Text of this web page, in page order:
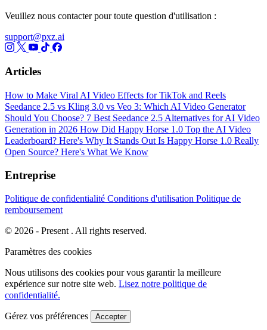
Veuillez nous contacter pour toute question d'utilisation :
support@pxz.ai
Articles
How to Make Viral AI Video Effects for TikTok and Reels
Seedance 2.5 vs Kling 3.0 vs Veo 3: Which AI Video Generator
Should You Choose? 7 Best Seedance 2.5 Alternatives for AI Video
Generation in 2026 How Did Happy Horse 1.0 Top the AI Video
Leaderboard? Here's Why It Stands Out Is Happy Horse 1.0 Really
Open Source? Here's What We Know
Entreprise
Politique de confidentialité Conditions d'utilisation Politique de
remboursement
© 2026 - Present . All rights reserved.
Paramètres des cookies
Nous utilisons des cookies pour vous garantir la meilleure
expérience sur notre site web. Lisez notre politique de
confidentialité.
Gérez vos préférences Accepter